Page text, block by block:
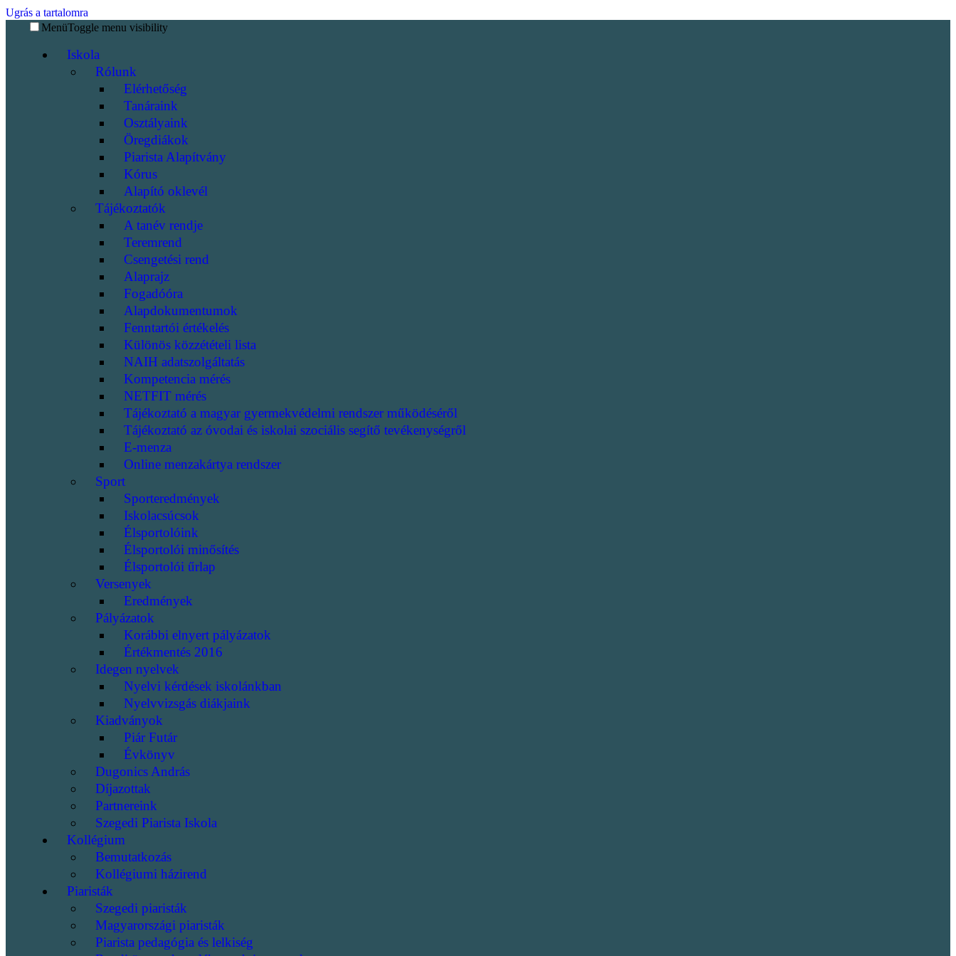
Ugrás a tartalomra
MenüToggle menu visibility
Iskola
Rólunk
Elérhetőség
Tanáraink
Osztályaink
Öregdiákok
Piarista Alapítvány
Kórus
Alapító oklevél
Tájékoztatók
A tanév rendje
Teremrend
Csengetési rend
Alaprajz
Fogadóóra
Alapdokumentumok
Fenntartói értékelés
Különös közzétételi lista
NAIH adatszolgáltatás
Kompetencia mérés
NETFIT mérés
Tájékoztató a magyar gyermekvédelmi rendszer működéséről
Tájékoztató az óvodai és iskolai szociális segítő tevékenységről
E-menza
Online menzakártya rendszer
Sport
Sporteredmények
Iskolacsúcsok
Élsportolóink
Élsportolói minősítés
Élsportolói űrlap
Versenyek
Eredmények
Pályázatok
Korábbi elnyert pályázatok
Értékmentés 2016
Idegen nyelvek
Nyelvi kérdések iskolánkban
Nyelvvizsgás diákjaink
Kiadványok
Piár Futár
Évkönyv
Dugonics András
Díjazottak
Partnereink
Szegedi Piarista Iskola
Kollégium
Bemutatkozás
Kollégiumi házirend
Piaristák
Szegedi piaristák
Magyarországi piaristák
Piarista pedagógia és lelkiség